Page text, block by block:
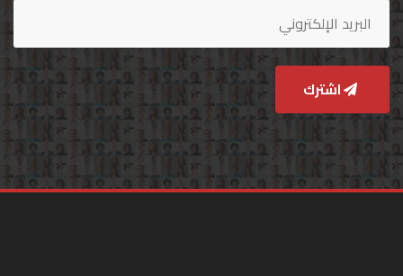
اشترك